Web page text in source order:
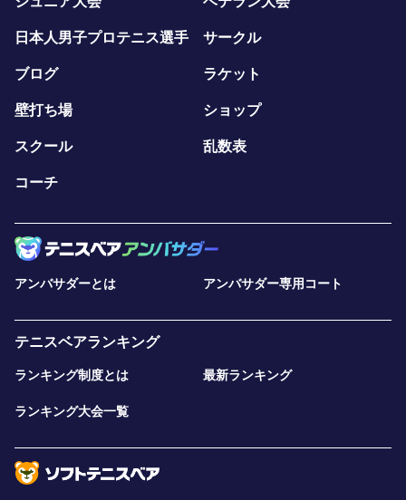
日本人男子プロテニス選手 サークル
ブログ ラケット
壁打ち場 ショップ
スクール 乱数表
コーチ
アンバサダーとは アンバサダー専用コート
テニスベアランキング
ランキング制度とは 最新ランキング
ランキング大会一覧